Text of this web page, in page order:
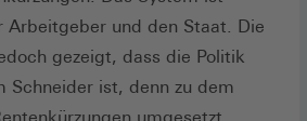
Arbeitgeber und den Staat. Die
gezeigt, dass die Politik
Schneider ist, denn zu dem